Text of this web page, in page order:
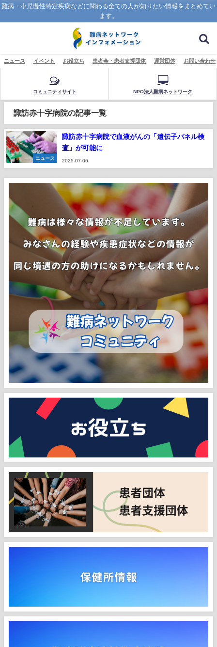
難病・小児慢性特定疾病などに関わる全ての人が知りたい情報をまとめてい
ます。
ニュース イベント お役立ち 患者会・患者支援団体 運営団体 お問い合わせ
コミュニティサイト NPO法人難病ネットワーク
諏訪赤十字病院の記事一覧
ニュース
諏訪赤十字病院で血液がんの「遺伝子パネル検
査」が可能に
2025-07-06